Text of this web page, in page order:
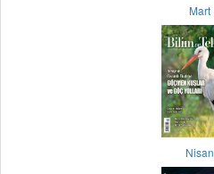
Mart
Nisan